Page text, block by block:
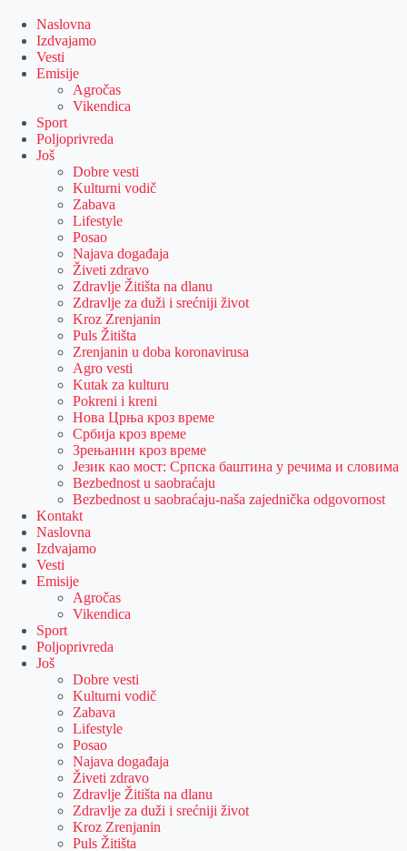
content
Naslovna
Izdvajamo
Vesti
Emisije
Agročas
Vikendica
Sport
Poljoprivreda
Još
Dobre vesti
Kulturni vodič
Zabava
Lifestyle
Posao
Najava događaja
Živeti zdravo
Zdravlje Žitišta na dlanu
Zdravlje za duži i srećniji život
Kroz Zrenjanin
Puls Žitišta
Zrenjanin u doba koronavirusa
Agro vesti
Kutak za kulturu
Pokreni i kreni
Нова Црња кроз време
Србија кроз време
Зрењанин кроз време
Језик као мост: Српска баштина у речима и словима
Bezbednost u saobraćaju
Bezbednost u saobraćaju-naša zajednička odgovornost
Kontakt
Naslovna
Izdvajamo
Vesti
Emisije
Agročas
Vikendica
Sport
Poljoprivreda
Još
Dobre vesti
Kulturni vodič
Zabava
Lifestyle
Posao
Najava događaja
Živeti zdravo
Zdravlje Žitišta na dlanu
Zdravlje za duži i srećniji život
Kroz Zrenjanin
Puls Žitišta